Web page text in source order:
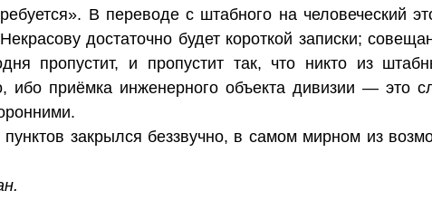
В переводе с штабного на человеческий
достаточно будет короткой записки;
пропустит, и пропустит так, что никто из
ибо приёмка инженерного объекта дивизии — это
закрылся беззвучно, в самом мирном из